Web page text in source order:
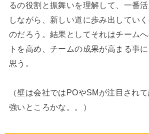
るの役割と振舞いを理解して、一番
しながら、新しい道に歩み出してい
のだろう。結果としてそれはチーム
トを高め、チームの成果が高まる事
思う。
（壁は会社ではPOやSMが注目され
強いところかな。。）